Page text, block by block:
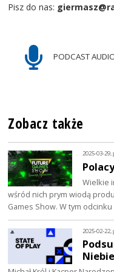
Pisz do nas:
PODCAST
Zobacz także
2025-03-
Wielkie
wśród nich prym wiodą
Games Show. W tym odcinku
2025-02-